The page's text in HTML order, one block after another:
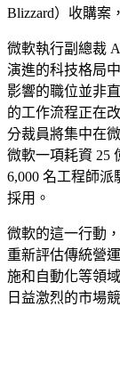
Blizzard）收購案
微軟執行副總裁
演進的科技格局
影響的職位並非
的工作流程正在
分裁員將集中在
微軟一項耗資 25
6,000 名工程師
採用。
微軟的這一行動
重新評估傳統營
施和自動化等領
日益激烈的市場